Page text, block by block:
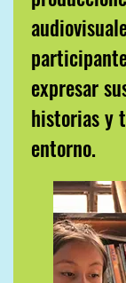
expresar
historias y
entorno.